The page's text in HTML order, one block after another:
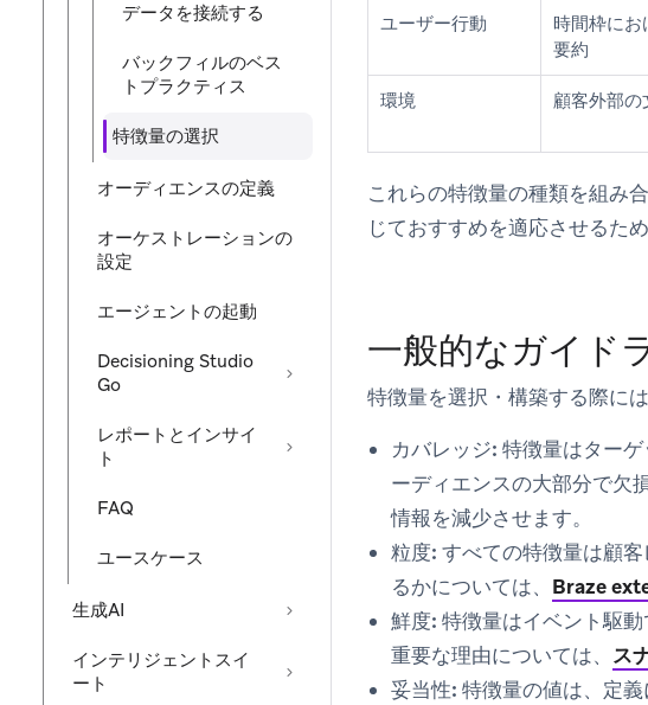
データを接続する
バックフィルのベス
トプラクティス
特徴量の選択
オーディエンスの定義
オーケストレーションの
設定
エージェントの起動
Decisioning Studio
Go
レポートとインサイ
ト
FAQ
ユースケース
生成AI
インテリジェントスイ
ート
ユーザー行動
時間枠に
要約
環境 顧客外部の
これらの特徴量の種類を組み
じておすすめを適応させるた
一般的なガイド
特徴量を選択・構築する際に
カバレッジ: 特徴量はター
ーディエンスの大部分で欠
情報を減少させます。
粒度: すべての特徴量は顧
るかについては、 Braze
鮮度: 特徴量はイベント駆
重要な理由については、 ス
妥当性: 特徴量の値は、定